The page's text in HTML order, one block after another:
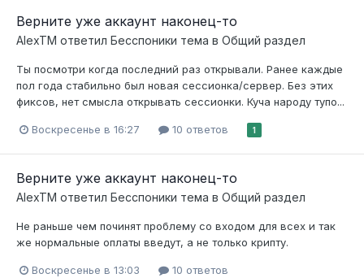
Верните уже аккаунт наконец-то
AlexTM ответил Бесспоники тема в Общий раздел
Ты посмотри когда последний раз открывали. Ранее каждые
пол года стабильно был новая сессионка/сервер. Без этих
фиксов, нет смысла открывать сессионки. Куча народу тупо...
Воскресенье в 16:27 10 ответов 1
Верните уже аккаунт наконец-то
AlexTM ответил Бесспоники тема в Общий раздел
Не раньше чем починят проблему со входом для всех и так
же нормальные оплаты введут, а не только крипту.
Воскресенье в 13:03 10 ответов